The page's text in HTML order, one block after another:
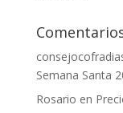
Semana Santa
Rosario en